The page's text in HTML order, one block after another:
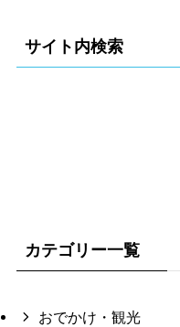
サイト内検索
カテゴリー一覧
おでかけ・観光